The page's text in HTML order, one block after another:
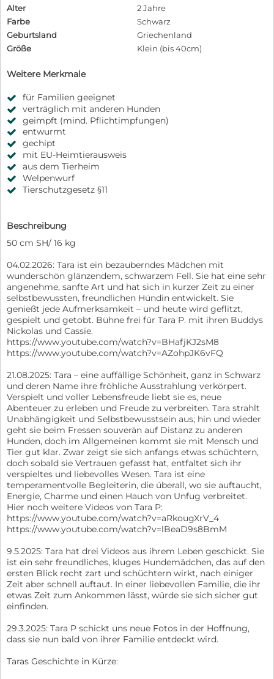
Alter
2 Jahre
Farbe
Schwarz
Geburtsland
Griechenland
Größe
Klein (bis 40cm)
Weitere Merkmale
für Familien geeignet
verträglich mit anderen Hunden
geimpft (mind. Pflichtimpfungen)
entwurmt
gechipt
mit EU-Heimtierausweis
aus dem Tierheim
Welpenwurf
Tierschutzgesetz §11
Beschreibung
50 cm SH/ 16 kg
04.02.2026: Tara ist ein bezauberndes Mädchen mit
wunderschön glänzendem, schwarzem Fell. Sie hat eine sehr
angenehme, sanfte Art und hat sich in kurzer Zeit zu einer
selbstbewussten, freundlichen Hündin entwickelt. Sie
genießt jede Aufmerksamkeit – und heute wird geflitzt,
gespielt und getobt. Bühne frei für Tara P. mit ihren Buddys
Nickolas und Cassie.
https://www.youtube.com/watch?v=BHafjKJ2sM8
https://www.youtube.com/watch?v=AZohpJK6vFQ
21.08.2025: Tara – eine auffällige Schönheit, ganz in Schwarz
und deren Name ihre fröhliche Ausstrahlung verkörpert.
Verspielt und voller Lebensfreude liebt sie es, neue
Abenteuer zu erleben und Freude zu verbreiten. Tara strahlt
Unabhängigkeit und Selbstbewusstsein aus; hin und wieder
geht sie beim Fressen souverän auf Distanz zu anderen
Hunden, doch im Allgemeinen kommt sie mit Mensch und
Tier gut klar. Zwar zeigt sie sich anfangs etwas schüchtern,
doch sobald sie Vertrauen gefasst hat, entfaltet sich ihr
verspieltes und liebevolles Wesen. Tara ist eine
temperamentvolle Begleiterin, die überall, wo sie auftaucht,
Energie, Charme und einen Hauch von Unfug verbreitet.
Hier noch weitere Videos von Tara P:
https://www.youtube.com/watch?v=aRkougXrV_4
https://www.youtube.com/watch?v=lBeaD9s8BmM
9.5.2025: Tara hat drei Videos aus ihrem Leben geschickt. Sie
ist ein sehr freundliches, kluges Hundemädchen, das auf den
ersten Blick recht zart und schüchtern wirkt, nach einiger
Zeit aber schnell auftaut. In einer liebevollen Familie, die ihr
etwas Zeit zum Ankommen lässt, würde sie sich sicher gut
einfinden.
29.3.2025: Tara P schickt uns neue Fotos in der Hoffnung,
dass sie nun bald von ihrer Familie entdeckt wird.
Taras Geschichte in Kürze: